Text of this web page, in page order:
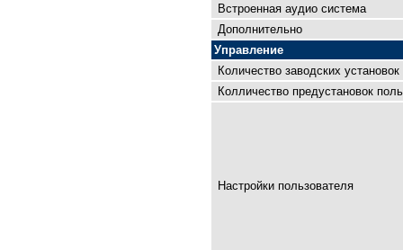
Встроенная аудио система
Дополнительно
Управление
Количество заводских установок
Колличество предустановок
Настройки пользователя